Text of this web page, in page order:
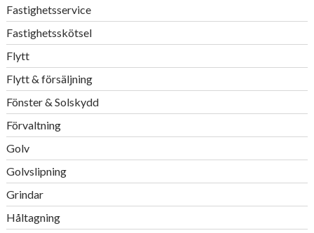
Fastighetsservice
Fastighetsskötsel
Flytt
Flytt & försäljning
Fönster & Solskydd
Förvaltning
Golv
Golvslipning
Grindar
Håltagning